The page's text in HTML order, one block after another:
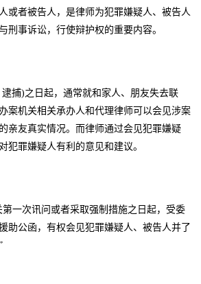
或者被告人，是律师为犯罪嫌疑人、被告人
事诉讼，行使辩护权的重要内容。
捕)之日起，通常就和家人、朋友失去联
案机关相关承办人和代理律师可以会见涉案
亲友真实情况。而律师通过会见犯罪嫌疑
犯罪嫌疑人有利的意见和建议。
一次讯问或者采取强制措施之日起，受委
助公函，有权会见犯罪嫌疑人、被告人并了